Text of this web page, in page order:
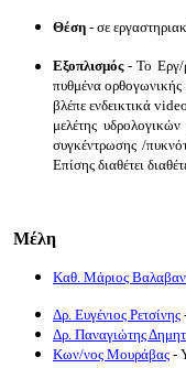
Θέση - σε
Εξοπλισμός- Το Εργ/
πυθμένα
βλέπε ενδεικτικά
μελέτης
συγκέντρωσης /
Eπίσης διαθέτει
Μέλη
Καθ. Μάριος
Δρ. Ευγένιος Ρετσίνης
Δρ. Παναγιώτης
Κων/νος Μουράβας -